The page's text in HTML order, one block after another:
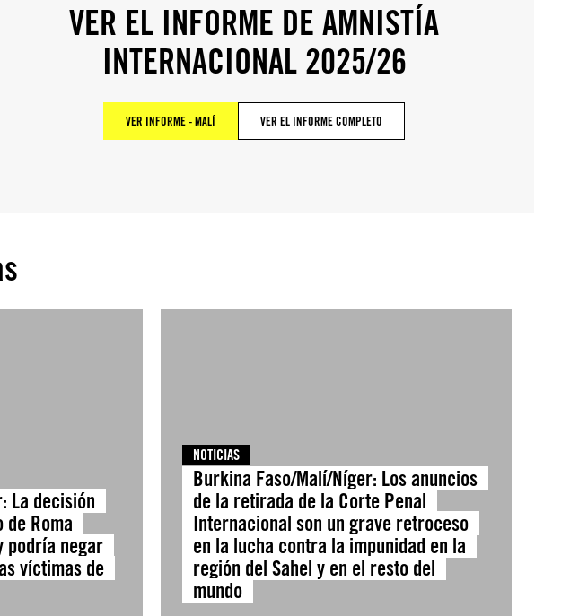
VER EL INFORME DE AMNISTÍA
INTERNACIONAL 2025/26
VER INFORME - MALÍ VER EL INFORME COMPLETO
La decisión
Roma
podría negar
víctimas de
NOTICIAS
Burkina Faso/Malí/Níger: Los anuncios
de la retirada de la Corte Penal
Internacional son un grave retroceso
en la lucha contra la impunidad en la
región del Sahel y en el resto del
mundo